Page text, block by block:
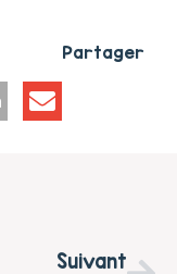
Partager
Suivant